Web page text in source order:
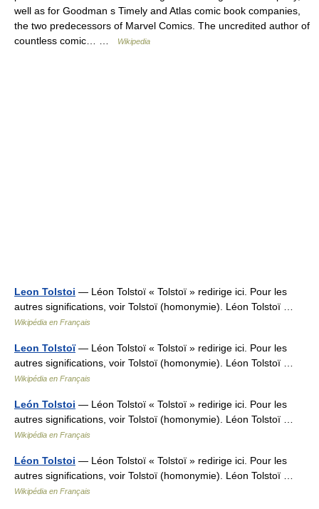
well as for Goodman s Timely and Atlas comic book companies,
the two predecessors of Marvel Comics. The uncredited author of
countless comic… …
Wikipedia
Leon Tolstoi — Léon Tolstoï « Tolstoï » redirige ici. Pour les
autres significations, voir Tolstoï (homonymie). Léon Tolstoï …
Wikipédia en Français
Leon Tolstoï— Léon Tolstoï « Tolstoï » redirige ici. Pour les
autres significations, voir Tolstoï (homonymie). Léon Tolstoï …
Wikipédia en Français
León Tolstoi — Léon Tolstoï « Tolstoï » redirige ici. Pour les
autres significations, voir Tolstoï (homonymie). Léon Tolstoï …
Wikipédia en Français
Léon Tolstoi — Léon Tolstoï « Tolstoï » redirige ici. Pour les
autres significations, voir Tolstoï (homonymie). Léon Tolstoï …
Wikipédia en Français